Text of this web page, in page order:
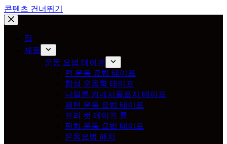
콘텐츠 건너뛰기
집
제품
운동 요법 테이프
면 운동 요법 테이프
합성 운동학 테이프
나일론 키네시올로지 테이프
패턴 운동 요법 테이프
프리 컷 테이프 롤
펀치 운동 요법 테이프
운동요법 패치